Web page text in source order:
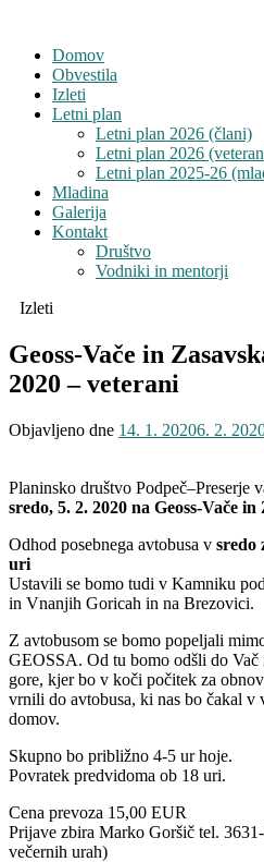
Domov
Obvestila
Izleti
Letni plan
Letni plan 2026 (člani)
Letni plan 2026
Letni plan 2025-26
Mladina
Galerija
Kontakt
Društvo
Vodniki in mentorji
Izleti
Geoss-Vače in
2020 – veterani
Objavljeno dne 14. 1. 20206. 2.
Planinsko društvo Podpeč–Preserje
sredo, 5. 2. 2020 na Geoss-Vače
Odhod posebnega avtobusa v sredo
uri
Ustavili se bomo tudi v Kamniku
in Vnanjih Goricah in na Brezovici.
Z avtobusom se bomo popeljali
GEOSSA. Od tu bomo odšli do Vač
gore, kjer bo v koči počitek za
vrnili do avtobusa, ki nas bo čakal v
domov.
Skupno bo približno 4-5 ur hoje.
Povratek predvidoma ob 18 uri.
Cena prevoza 15,00 EUR
Prijave zbira Marko Goršič tel.
večernih urah)